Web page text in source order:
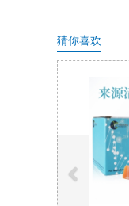
猜你喜欢